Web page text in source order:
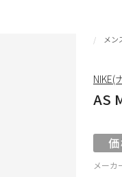
メン
AS
メーカ
NIKE(